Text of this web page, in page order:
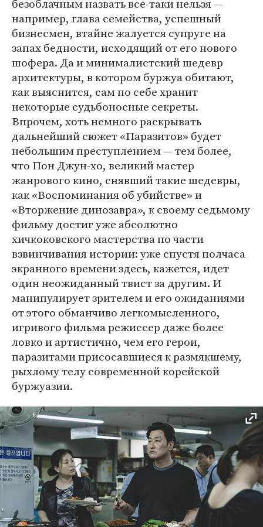
безоблачным назвать все-таки нельзя —
например, глава семейства, успешный
бизнесмен, втайне жалуется супруге на
запах бедности, исходящий от его нового
шофера. Да и минималистский шедевр
архитектуры, в котором буржуа обитают,
как выяснится, сам по себе хранит
некоторые судьбоносные секреты.
Впрочем, хоть немного раскрывать
дальнейший сюжет «Паразитов» будет
небольшим преступлением — тем более,
что Пон Джун-хо, великий мастер
жанрового кино, снявший такие шедевры,
как «Воспоминания об убийстве» и
«Вторжение динозавра», к своему седьмому
фильму достиг уже абсолютно
хичкоковского мастерства по части
взвинчивания истории: уже спустя полчаса
экранного времени здесь, кажется, идет
один неожиданный твист за другим. И
манипулирует зрителем и его ожиданиями
от этого обманчиво легкомысленного,
игривого фильма режиссер даже более
ловко и артистично, чем его герои,
паразитами присосавшиеся к размякшему,
рыхлому телу современной корейской
буржуазии.